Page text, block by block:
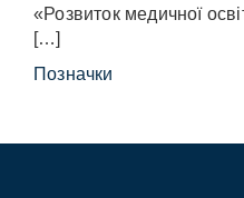
«Розвиток медичної
[…]
Позначки